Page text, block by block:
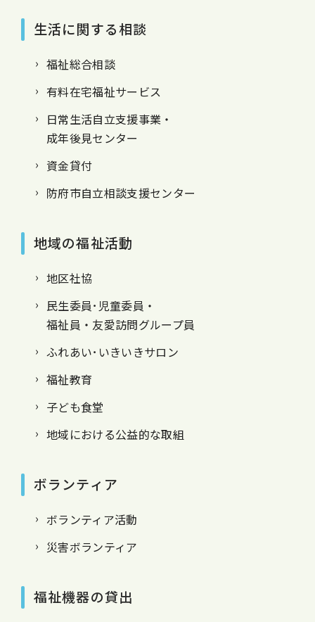
生活に関する相談
福祉総合相談
有料在宅福祉サービス
日常生活自立支援事業・
成年後見センター
資金貸付
防府市自立相談支援センター
地域の福祉活動
地区社協
民生委員･児童委員・
福祉員・友愛訪問グループ員
ふれあい･いきいきサロン
福祉教育
子ども食堂
地域における公益的な取組
ボランティア
ボランティア活動
災害ボランティア
福祉機器の貸出